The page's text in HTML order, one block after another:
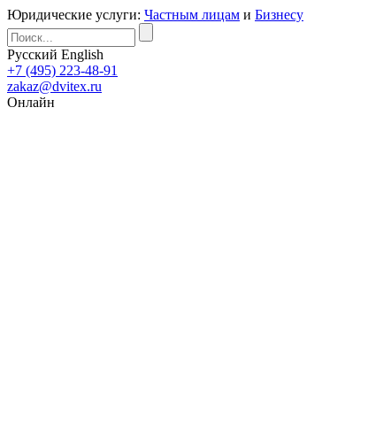
Юридические услуги: Частным лицам и Бизнесу
Русский English
+7 (495) 223-48-91
zakaz@dvitex.ru
Онлайн